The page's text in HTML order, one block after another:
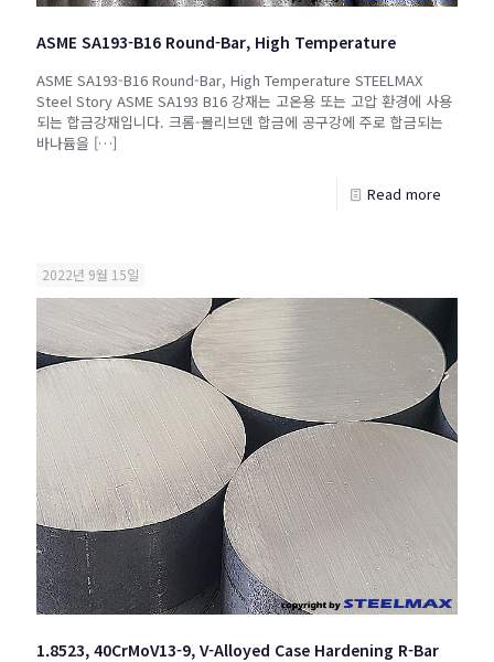
ASME SA193-B16 Round-Bar, High Temperature
ASME SA193-B16 Round-Bar, High Temperature STEELMAX
Steel Story ASME SA193 B16 강재는 고온용 또는 고압 환경에 사용
되는 합금강재입니다. 크롬-몰리브덴 합금에 공구강에 주로 합금되는
바나듐을 […]
Read more
2022년 9월 15일
1.8523, 40CrMoV13-9, V-Alloyed Case Hardening R-Bar